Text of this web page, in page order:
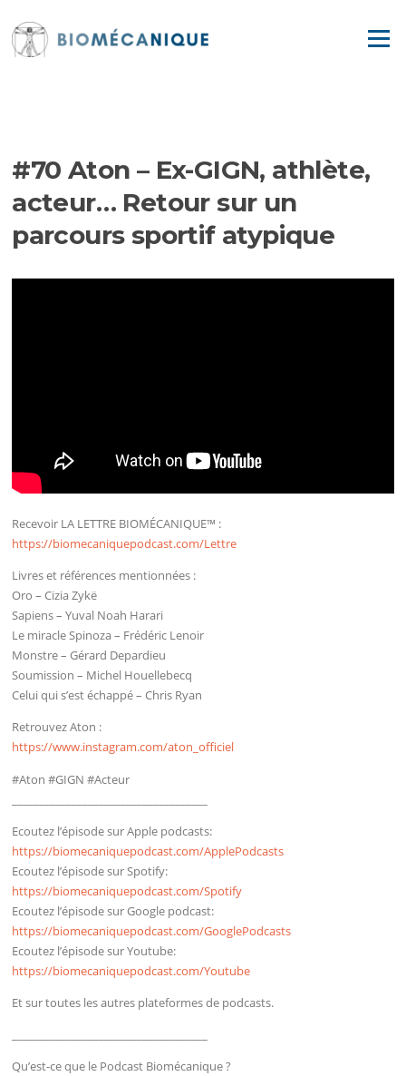
contenu
Menu
#70 Aton – Ex-GIGN, athlète,
acteur… Retour sur un
parcours sportif atypique
Recevoir LA LETTRE BIOMÉCANIQUE™ :
https://biomecaniquepodcast.com/Lettre
Livres et références mentionnées :
Oro – Cizia Zykë
Sapiens – Yuval Noah Harari
Le miracle Spinoza – Frédéric Lenoir
Monstre – Gérard Depardieu
Soumission – Michel Houellebecq
Celui qui s’est échappé – Chris Ryan
Retrouvez Aton :
https://www.instagram.com/aton_officiel
#Aton #GIGN #Acteur
Ecoutez l’épisode sur Apple podcasts:
https://biomecaniquepodcast.com/ApplePodcasts
Ecoutez l’épisode sur Spotify:
https://biomecaniquepodcast.com/Spotify
Ecoutez l’épisode sur Google podcast:
https://biomecaniquepodcast.com/GooglePodcasts
Ecoutez l’épisode sur Youtube:
https://biomecaniquepodcast.com/Youtube
Et sur toutes les autres plateformes de podcasts.
Qu’est-ce que le Podcast Biomécanique ?